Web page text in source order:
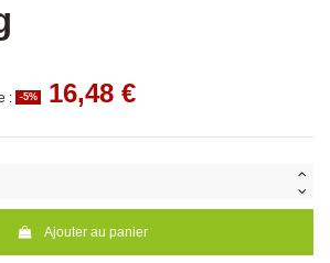
: -5% 16,48 €
Ajouter au panier